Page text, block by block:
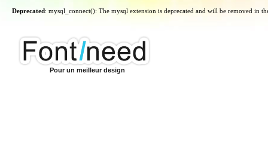
Deprecated: mysql_connect(): The mysql extension is deprecated and will be removed in
Pour un meilleur design